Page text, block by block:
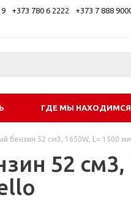
9 +373 780 6 2222 +373 7 888
ГДЕ МЫ НАХОДИМСЯ
бензин 52 см3, 1650W, L= 1500
52 см3,